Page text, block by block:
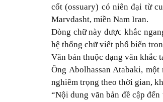
cốt (ossuary) có niên đại từ
Marvdasht, miền Nam Iran.
Dòng chữ này được khắc
hệ thống chữ viết phổ biến
Văn bản thuộc dạng văn khắc
Ông Abolhassan Atabaki,
nghiêm trọng theo thời gian,
“Nội dung văn bản đề cập